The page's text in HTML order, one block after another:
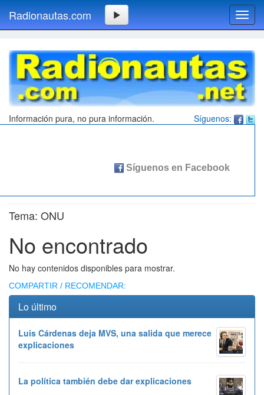
Radionautas.com
Síguenos:
Información pura, no pura información.
Tema: ONU
No encontrado
No hay contenidos disponibles para mostrar.
COMPARTIR / RECOMENDAR:
Lo último
Luis Cárdenas deja MVS, una salida que merece
explicaciones
La política también debe dar explicaciones